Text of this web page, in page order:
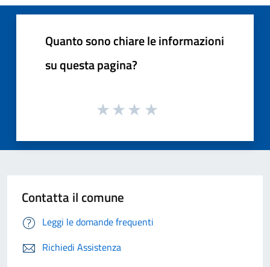
Quanto sono chiare le informazioni
su questa pagina?
Contatta il comune
Leggi le domande frequenti
Richiedi Assistenza